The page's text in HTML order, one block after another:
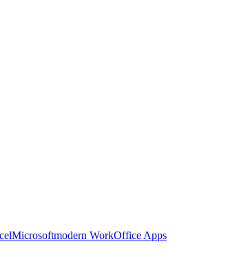
Microsoftmodern WorkOffice Apps